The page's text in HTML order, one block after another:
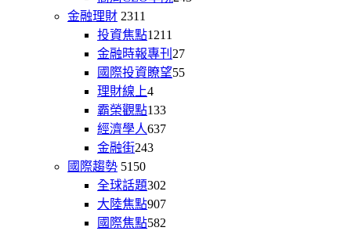
金融理財 2311
投資焦點1211
金融時報專刊 27
國際投資瞭望55
理財線上4
霸榮觀點133
經濟學人637
金融街243
國際趨勢 5150
全球話題302
大陸焦點907
國際焦點582